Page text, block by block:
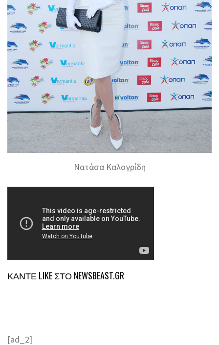
Νατάσα Καλογρίδη
ΚΑΝΤΕ LIKE ΣΤΟ NEWSBEAST.GR
[ad_2]